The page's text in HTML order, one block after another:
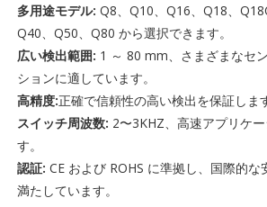
多用途モデル: Q8、Q10、Q16、Q18、
Q40、Q50、Q80 から選択できます。
広い検出範囲: 1 ～ 80 mm、さまざまなセ
ションに適しています。
高精度:正確で信頼性の高い検出を保証しま
スイッチ周波数: 2〜3KHZ、高速アプリケ
す。
認証: CE および ROHS に準拠し、国際的な
満たしています。